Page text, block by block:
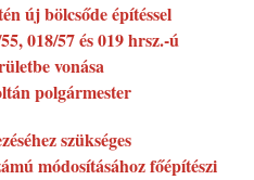
új bölcsőde építéssel
018/57 és 019 hrsz.-ú
vonása
polgármester
szükséges
módosításához főépítészi